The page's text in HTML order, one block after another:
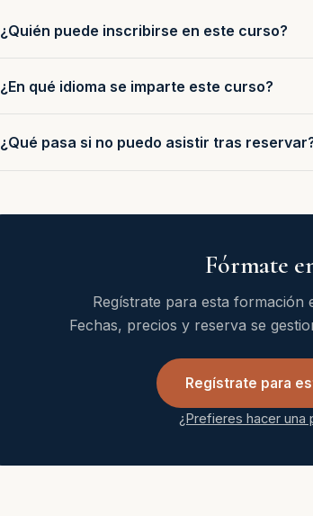
¿Quién puede inscribirse en este curso?
¿En qué idioma se imparte este curso?
¿Qué pasa si no puedo asistir tras
Fórmate
Regístrate para esta formación
Fechas, precios y reserva se
Regístrate para
¿Prefieres hacer una